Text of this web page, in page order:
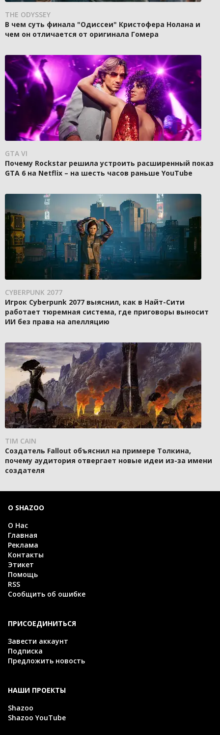
THE ODYSSEY
В чем суть финала "Одиссеи" Кристофера Нолана и
чем он отличается от оригинала Гомера
GTA VI
Почему Rockstar решила устроить расширенный показ
GTA 6 на Netflix – на шесть часов раньше YouTube
CYBERPUNK 2077
Игрок Cyberpunk 2077 выяснил, как в Найт-Сити
работает тюремная система, где приговоры выносит
ИИ без права на апелляцию
TIM CAIN
Создатель Fallout объяснил на примере Толкина,
почему аудитория отвергает новые идеи из-за имени
создателя
О SHAZOO
О Нас
Главная
Реклама
Контакты
Этикет
Помощь
RSS
Сообщить об ошибке
ПРИСОЕДИНИТЬСЯ
Завести аккаунт
Подписка
Предложить новость
НАШИ ПРОЕКТЫ
Shazoo
Shazoo YouTube